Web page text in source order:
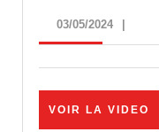
03/05/202403/05/
VOIR LA VIDEO